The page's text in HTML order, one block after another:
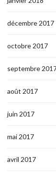
décembre 2017
octobre 2017
septembre
août 2017
juin 2017
mai 2017
avril 2017